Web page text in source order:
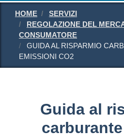
HOME
SERVIZI
REGOLAZIONE DEL
CONSUMATORE
GUIDA AL RISPARMIO
EMISSIONI CO2
Guida al